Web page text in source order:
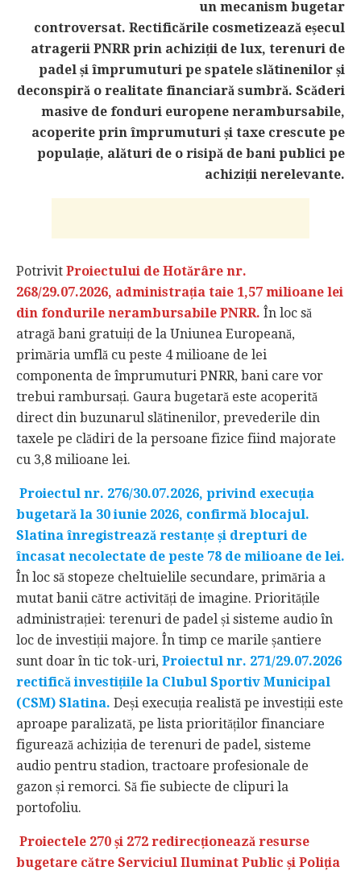
un mecanism bugetar
controversat. Rectificările cosmetizează eșecul
atragerii PNRR prin achiziții de lux, terenuri de
padel și împrumuturi pe spatele slătinenilor și
deconspiră o realitate financiară sumbră. Scăderi
masive de fonduri europene nerambursabile,
acoperite prin împrumuturi și taxe crescute pe
populație, alături de o risipă de bani publici pe
achiziții nerelevante.
Potrivit Proiectului de Hotărâre nr.
268/29.07.2026, administrația taie 1,57 milioane lei
din fondurile nerambursabile PNRR. În loc să
atragă bani gratuiți de la Uniunea Europeană,
primăria umflă cu peste 4 milioane de lei
componenta de împrumuturi PNRR, bani care vor
trebui rambursați. Gaura bugetară este acoperită
direct din buzunarul slătinenilor, prevederile din
taxele pe clădiri de la persoane fizice fiind majorate
cu 3,8 milioane lei.
Proiectul nr. 276/30.07.2026, privind execuția
bugetară la 30 iunie 2026, confirmă blocajul.
Slatina înregistrează restanțe și drepturi de
încasat necolectate de peste 78 de milioane de lei.
În loc să stopeze cheltuielile secundare, primăria a
mutat banii către activități de imagine. Prioritățile
administrației: terenuri de padel și sisteme audio în
loc de investiții majore. În timp ce marile șantiere
sunt doar în tic tok-uri, Proiectul nr. 271/29.07.2026
rectifică investițiile la Clubul Sportiv Municipal
(CSM) Slatina. Deși execuția realistă pe investiții este
aproape paralizată, pe lista priorităților financiare
figurează achiziția de terenuri de padel, sisteme
audio pentru stadion, tractoare profesionale de
gazon și remorci. Să fie subiecte de clipuri la
portofoliu.
Proiectele 270 și 272 redirecționează resurse
bugetare către Serviciul Iluminat Public și Poliția